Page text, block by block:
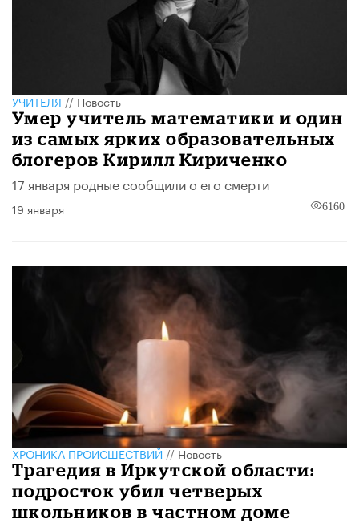
УЧИТЕЛЯ//Новость
Умер учитель математики и один
из самых ярких образовательных
блогеров Кирилл Кириченко
17 января родные сообщили о его смерти
19 января 6160
ХРОНИКА ПРОИСШЕСТВИЙ//Новость
Трагедия в Иркутской области:
подросток убил четверых
школьников в частном доме